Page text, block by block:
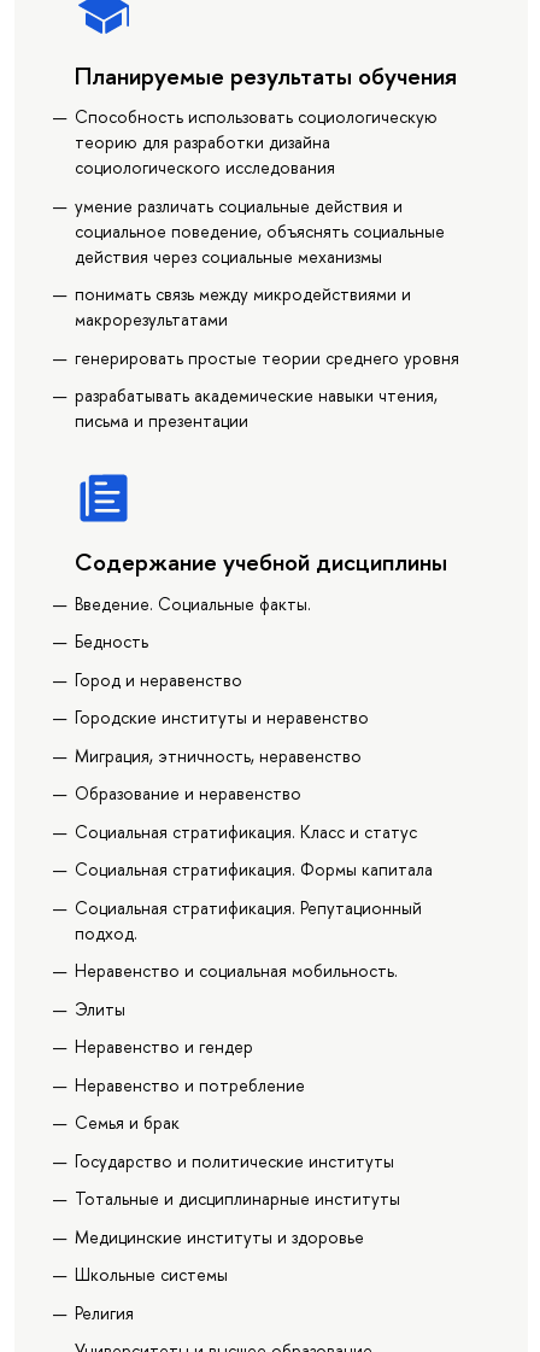
Планируемые результаты обучения
Способность использовать социологическую
теорию для разработки дизайна
социологического исследования
умение различать социальные действия и
социальное поведение, объяснять социальные
действия через социальные механизмы
понимать связь между микродействиями и
макрорезультатами
генерировать простые теории среднего уровня
разрабатывать академические навыки чтения,
письма и презентации
Содержание учебной дисциплины
Введение. Социальные факты.
Бедность
Город и неравенство
Городские институты и неравенство
Миграция, этничность, неравенство
Образование и неравенство
Социальная стратификация. Класс и статус
Социальная стратификация. Формы капитала
Социальная стратификация. Репутационный
подход.
Неравенство и социальная мобильность.
Элиты
Неравенство и гендер
Неравенство и потребление
Семья и брак
Государство и политические институты
Тотальные и дисциплинарные институты
Медицинские институты и здоровье
Школьные системы
Религия